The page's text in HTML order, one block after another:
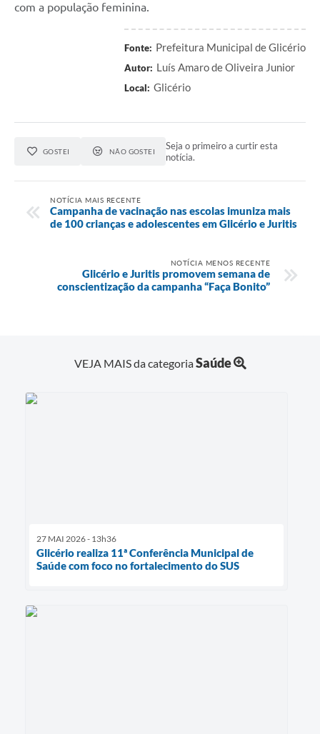
com a população feminina.
Fonte: Prefeitura Municipal de Glicério
Autor: Luís Amaro de Oliveira Junior
Local: Glicério
GOSTEI NÃO GOSTEI
Seja o primeiro a curtir esta
notícia.
NOTÍCIA MAIS RECENTE
Campanha de vacinação nas escolas imuniza mais
de 100 crianças e adolescentes em Glicério e Juritis
NOTÍCIA MENOS RECENTE
Glicério e Juritis promovem semana de
conscientização da campanha “Faça Bonito”
VEJA MAIS da categoriaSaúde
27 MAI 2026 - 13h36
Glicério realiza 11ª Conferência Municipal de
Saúde com foco no fortalecimento do SUS